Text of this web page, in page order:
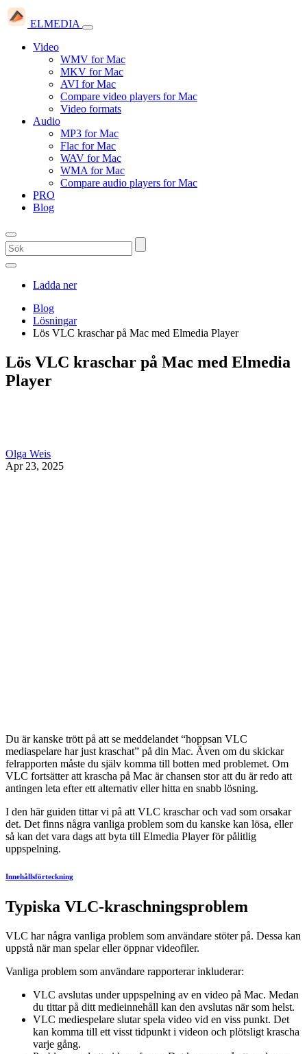
ELMEDIA
Video
WMV for Mac
MKV for Mac
AVI for Mac
Compare video players for Mac
Video formats
Audio
MP3 for Mac
Flac for Mac
WAV for Mac
WMA for Mac
Compare audio players for Mac
PRO
Blog
Ladda ner
Blog
Lösningar
Lös VLC kraschar på Mac med Elmedia Player
Lös VLC kraschar på Mac med Elmedia
Player
Olga Weis
Apr 23, 2025
Du är kanske trött på att se meddelandet “hoppsan VLC
mediaspelare har just kraschat” på din Mac. Även om du skickar
felrapporten måste du själv komma till botten med problemet. Om
VLC fortsätter att krascha på Mac är chansen stor att du är redo att
antingen leta efter ett alternativ eller hitta en snabb lösning.
I den här guiden tittar vi på att VLC kraschar och vad som orsakar
det. Det finns några vanliga problem som du kanske kan lösa, eller
så kan det vara dags att byta till Elmedia Player för pålitlig
uppspelning.
Innehållsförteckning
Typiska VLC-kraschningsproblem
VLC har några vanliga problem som användare stöter på. Dessa kan
uppstå när man spelar eller öppnar videofiler.
Vanliga problem som användare rapporterar inkluderar:
VLC avslutas under uppspelning av en video på Mac. Medan
du tittar på ditt medieinnehåll kan den avslutas när som helst.
VLC mediespelare slutar spela video vid en viss punkt. Det
kan komma till ett visst tidpunkt i videon och plötsligt krascha
varje gång.